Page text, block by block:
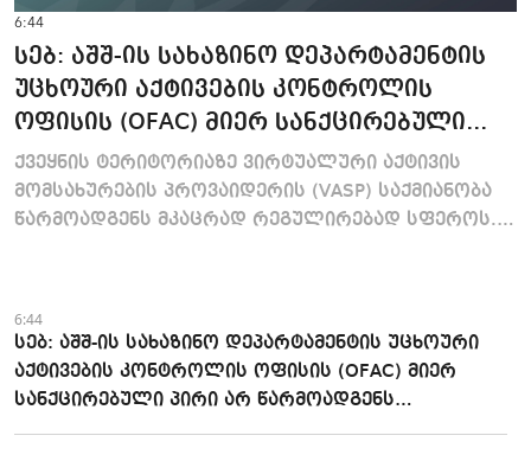
6:44
სებ: აშშ-ის სახაზინო დეპარტამენტის
უცხოური აქტივების კონტროლის
ოფისის (OFAC) მიერ სანქცირებული
პირი არ წარმოადგენს საქართველოს
ეროვნული ბანკის რეგულირებულ
სუბიექტს
ქვეყნის ტერიტორიაზე ვირტუალური აქტივის
მომსახურების პროვაიდერის (VASP) საქმიანობა
წარმოადგენს მკაცრად რეგულირებად სფეროს.
6:44
სებ: აშშ-ის სახაზინო დეპარტამენტის უცხოური
აქტივების კონტროლის ოფისის (OFAC) მიერ
სანქცირებული პირი არ წარმოადგენს
საქართველოს ეროვნული ბანკის